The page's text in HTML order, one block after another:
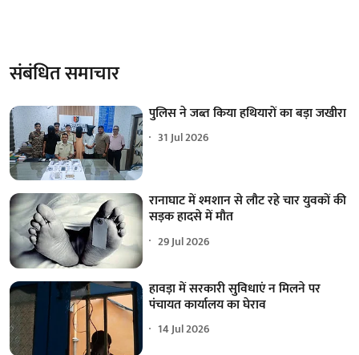
संबंधित समाचार
पुलिस ने जब्त किया हथियारों का बड़ा जखीरा
31 Jul 2026
रानाघाट में श्मशान से लौट रहे चार युवकों की
सड़क हादसे में मौत
29 Jul 2026
हावड़ा में सरकारी सुविधाएं न मिलने पर
पंचायत कार्यालय का घेराव
14 Jul 2026